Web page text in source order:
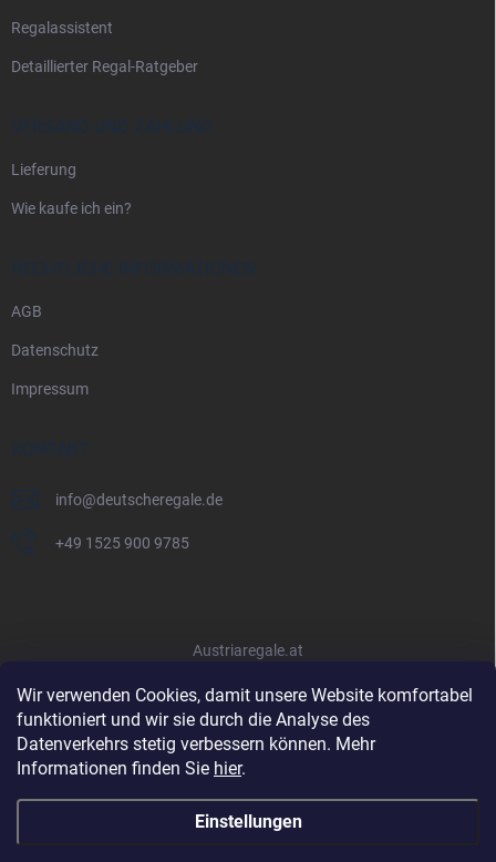
Wir verwenden Cookies, damit unsere Website komfortabel
funktioniert und wir sie durch die Analyse des
Datenverkehrs stetig verbessern können. Mehr
Informationen finden Sie hier.
Einstellungen
Regalassistent
Detaillierter Regal-Ratgeber
VERSAND UND ZAHLUNG
Lieferung
Wie kaufe ich ein?
RECHTLICHE INFORMATIONEN
AGB
Datenschutz
Impressum
KONTAKT
info@deutscheregale.de
+49 1525 900 9785
Austriaregale.at